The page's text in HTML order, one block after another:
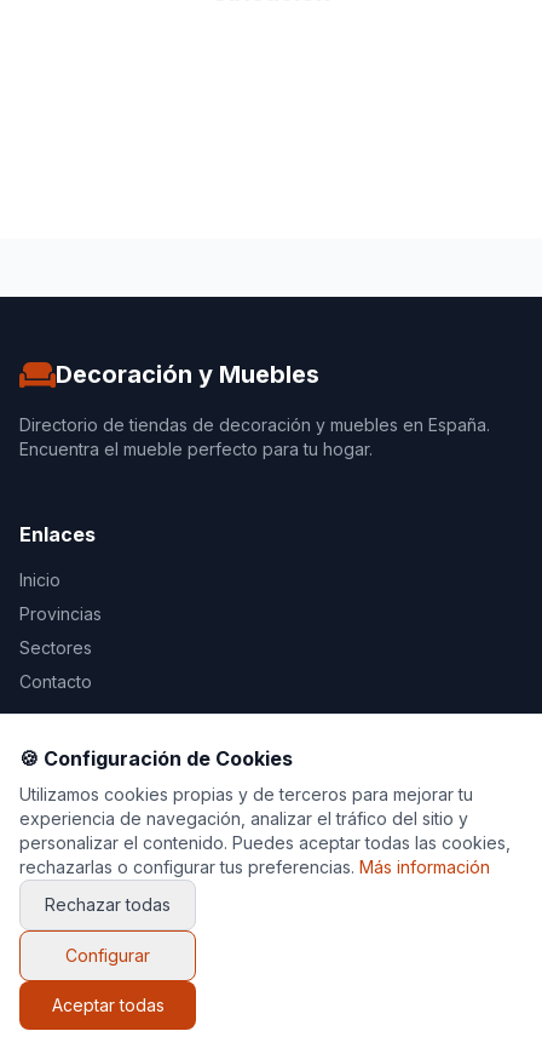
Decoración y Muebles
Directorio de tiendas de decoración y muebles en España.
Encuentra el mueble perfecto para tu hogar.
Enlaces
Inicio
Provincias
Sectores
Contacto
Legal
Aviso Legal
Privacidad
Cookies
© 2026 Decoración y Muebles. Todos los derechos
🍪 Configuración de Cookies
Utilizamos cookies propias y de terceros para mejorar tu
experiencia de navegación, analizar el tráfico del sitio y
personalizar el contenido. Puedes aceptar todas las cookies,
rechazarlas o configurar tus preferencias. Más información
Rechazar todas
Configurar
Aceptar todas